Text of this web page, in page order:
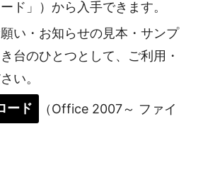
ド」）から入手できます。
い・お知らせの見本・サンプ
台のひとつとして、ご利用・
い。
ード
（Office 2007～ ファイ